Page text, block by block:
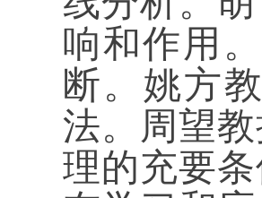
响和作用
断。姚方
法。周望
理的充要